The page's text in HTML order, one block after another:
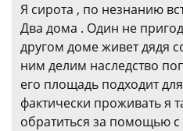
Я сирота , по незнанию
Два дома . Один не
другом доме живет дядя
ним делим наследство
его площадь подходит
фактически проживать я
обратиться за помощью